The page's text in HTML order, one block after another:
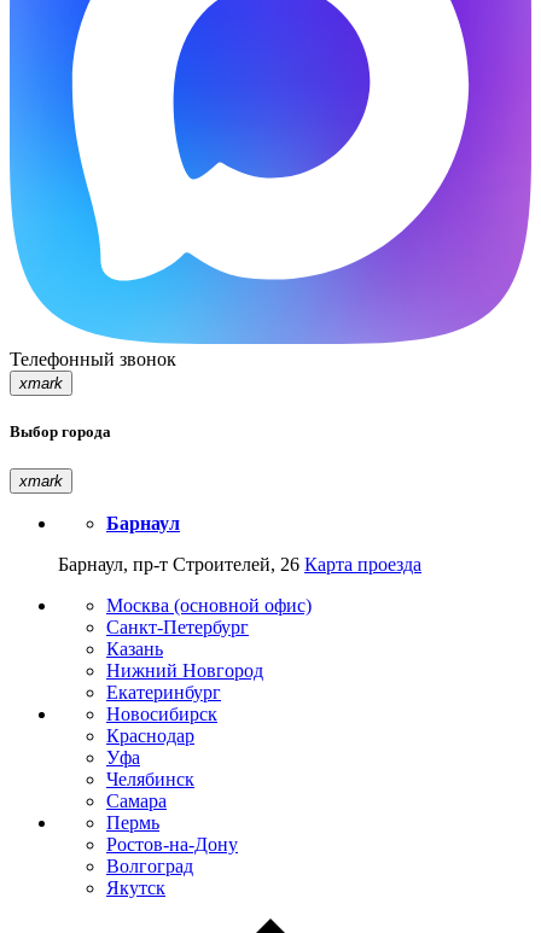
Телефонный звонок
xmark
Выбор города
xmark
Барнаул
Барнаул, пр-т Строителей, 26 Карта проезда
Москва (основной офис)
Санкт-Петербург
Казань
Нижний Новгород
Екатеринбург
Новосибирск
Краснодар
Уфа
Челябинск
Самара
Пермь
Ростов-на-Дону
Волгоград
Якутск